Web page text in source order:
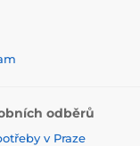
odběrů
v Praze